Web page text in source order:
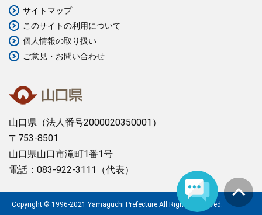
山口県 （法人番号2000020350001）
〒753-8501
山口県山口市滝町1番1号
電話：083-922-3111（代表）
サイトマップ
このサイトの利用について
個人情報の取り扱い
ご意見・お問い合わせ
Copyright © 1996-2021 Yamaguchi Prefecture.All Rights Reserved.